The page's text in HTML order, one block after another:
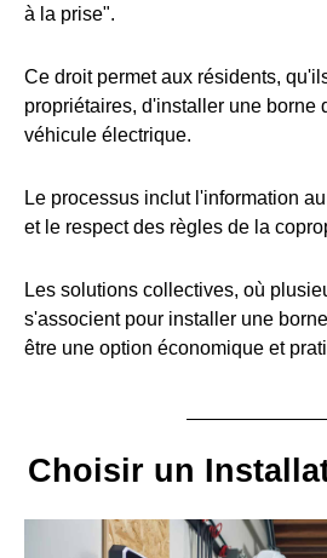
à la prise".
Ce droit permet aux résidents,
propriétaires, d'installer une borne
véhicule électrique.
Le processus inclut l'information
et le respect des règles de la
Les solutions collectives, où
s'associent pour installer une
être une option économique et
Choisir un